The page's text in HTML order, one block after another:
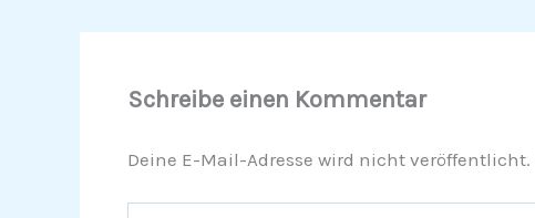
Schreibe einen Kommentar
Deine E-Mail-Adresse wird nicht veröffentlicht.